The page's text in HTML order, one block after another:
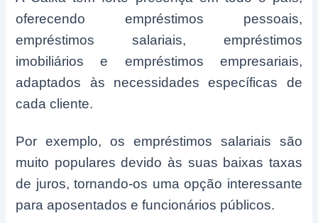
oferecendo empréstimos pessoais,
empréstimos salariais, empréstimos
imobiliários e empréstimos empresariais,
adaptados às necessidades específicas de
cada cliente.
Por exemplo, os empréstimos salariais são
muito populares devido às suas baixas taxas
de juros, tornando-os uma opção interessante
para aposentados e funcionários públicos.